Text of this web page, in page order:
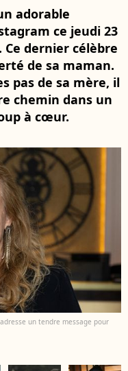
adorable
ce jeudi 23
dernier célèbre
de sa maman.
pas de sa mère, il
chemin dans un
à cœur.
un tendre message pour